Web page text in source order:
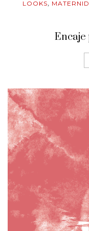
LOOKS,